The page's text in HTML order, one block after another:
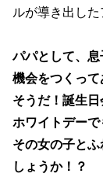
ルが導き出し
パパとして、
機会をつくって
そうだ！誕生
ホワイトデーで
その女の子と
しょうか！？